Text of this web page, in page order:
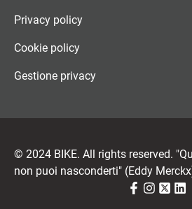
Privacy policy
Cookie policy
Gestione privacy
© 2024 BIKE. All rights reserved.
non puoi nasconderti" (Eddy